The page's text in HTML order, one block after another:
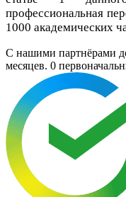
профессиональная
1000 академических
C нашими партнёрами
месяцев. 0